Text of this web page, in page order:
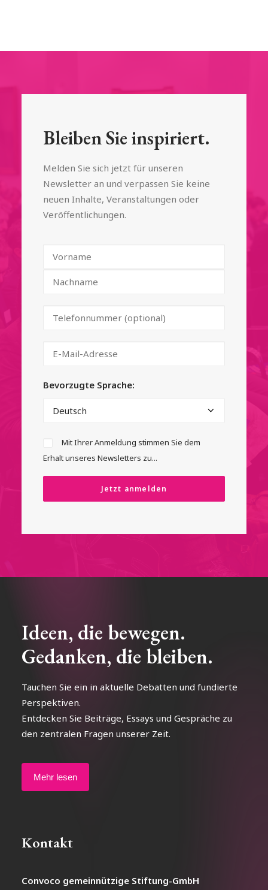
Bleiben Sie inspiriert.
Melden Sie sich jetzt für unseren
Newsletter an und verpassen Sie keine
neuen Inhalte, Veranstaltungen oder
Veröffentlichungen.
Bevorzugte Sprache:
Mit Ihrer Anmeldung stimmen Sie dem
Erhalt unseres Newsletters zu...
Ideen, die bewegen.
Gedanken, die bleiben.
Tauchen Sie ein in aktuelle Debatten und fundierte
Perspektiven.
Entdecken Sie Beiträge, Essays und Gespräche zu
den zentralen Fragen unserer Zeit.
Mehr lesen
Kontakt
Convoco gemeinnützige Stiftung-GmbH